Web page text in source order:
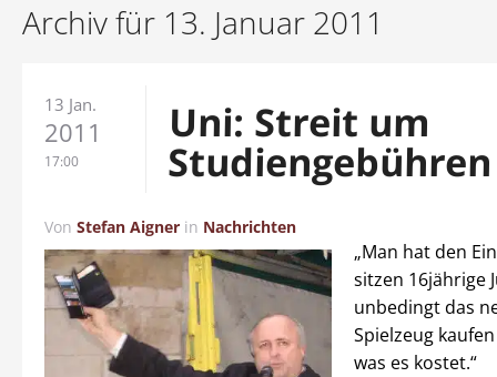
Archiv für 13. Januar 2011
13 Jan.
2011
17:00
Uni: Streit um
Studiengebühren
Von Stefan Aigner in Nachrichten
„Man hat den
sitzen 16jährige
unbedingt das
Spielzeug
was es kostet.“